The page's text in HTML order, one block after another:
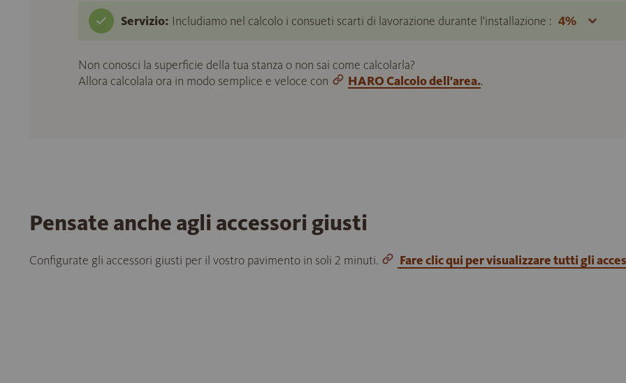
Servizio: Includiamo nel calcolo i consueti scarti di lavorazione durante l'installazione :
Non conosci la superficie della tua stanza o non sai come calcolarla?
Allora calcolala ora in modo semplice e veloce con
HARO Calcolo dell'area..
Pensate anche agli accessori giusti
Configurate gli accessori giusti per il vostro pavimento in soli 2 minuti. Fare clic qui per visualizzare tutti gli